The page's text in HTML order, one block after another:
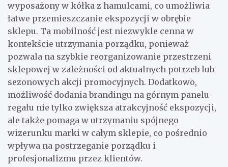
wyposażony w kółka z hamulcami, co umożliwia
łatwe przemieszczanie ekspozycji w obrębie
sklepu. Ta mobilność jest niezwykle cenna w
kontekście utrzymania porządku, ponieważ
pozwala na szybkie reorganizowanie przestrzeni
sklepowej w zależności od aktualnych potrzeb lub
sezonowych akcji promocyjnych. Dodatkowo,
możliwość dodania brandingu na górnym panelu
regału nie tylko zwiększa atrakcyjność ekspozycji,
ale także pomaga w utrzymaniu spójnego
wizerunku marki w całym sklepie, co pośrednio
wpływa na postrzeganie porządku i
profesjonalizmu przez klientów.